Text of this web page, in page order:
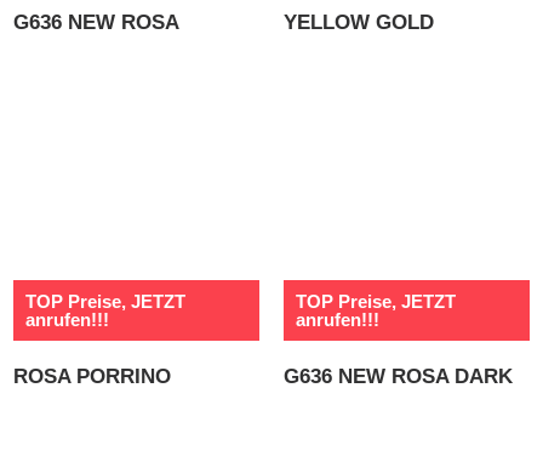
G636 NEW ROSA YELLOW GOLD
TOP Preise, JETZT
anrufen!!!
ROSA PORRINO
TOP Preise, JETZT
anrufen!!!
G636 NEW ROSA DARK